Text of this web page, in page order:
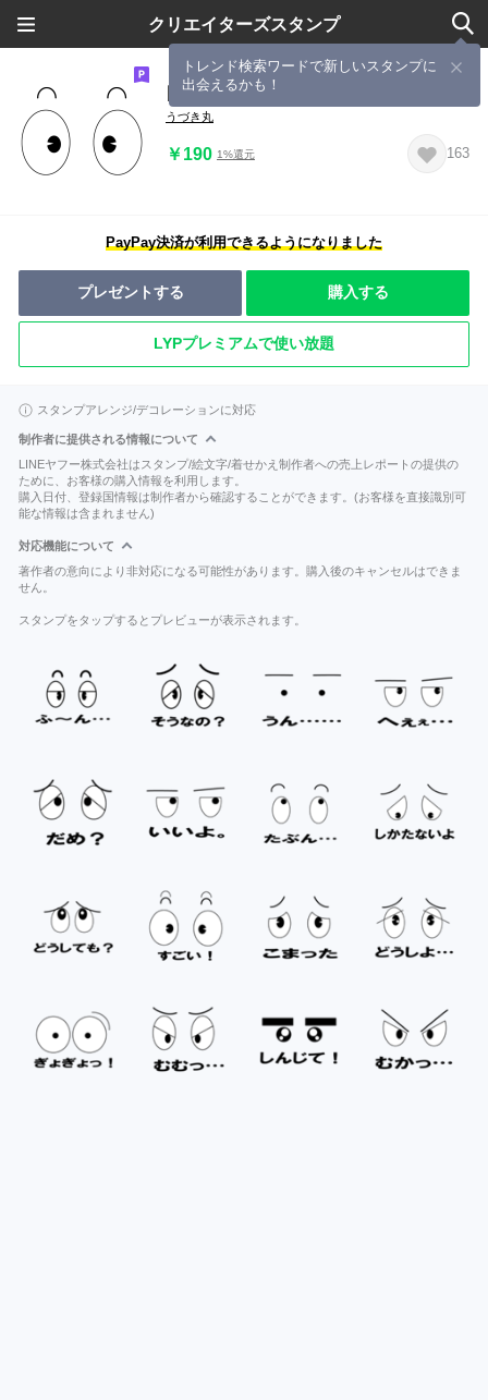
クリエイターズスタンプ
トレンド検索ワードで新しいスタンプに
出会えるかも！
目は口程に物を言う
うづき丸
￥190 1%還元 163
PayPay決済が利用できるようになりました
プレゼントする 購入する
LYPプレミアムで使い放題
スタンプアレンジ/デコレーションに対応
制作者に提供される情報について
LINEヤフー株式会社はスタンプ/絵文字/着せかえ制作者への売上レポートの提供の
ために、お客様の購入情報を利用します。
購入日付、登録国情報は制作者から確認することができます。(お客様を直接識別可
能な情報は含まれません)
対応機能について
著作者の意向により非対応になる可能性があります。購入後のキャンセルはできま
せん。
スタンプをタップするとプレビューが表示されます。